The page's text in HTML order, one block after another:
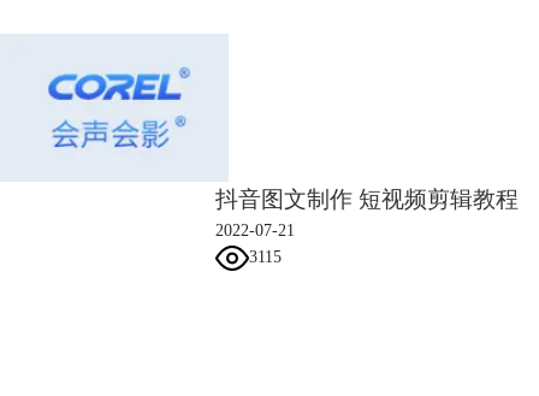
全部讲完了。主要的思路就是分为两部分，第一，多次重复，第二，慢速
一做吧！
抖音图文制作 短视频剪辑教程
2022-07-21
3115